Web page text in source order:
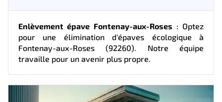
Enlèvement épave Fontenay-aux-Roses : Optez
pour une élimination d'épaves écologique à
Fontenay-aux-Roses (92260). Notre équipe
travaille pour un avenir plus propre.